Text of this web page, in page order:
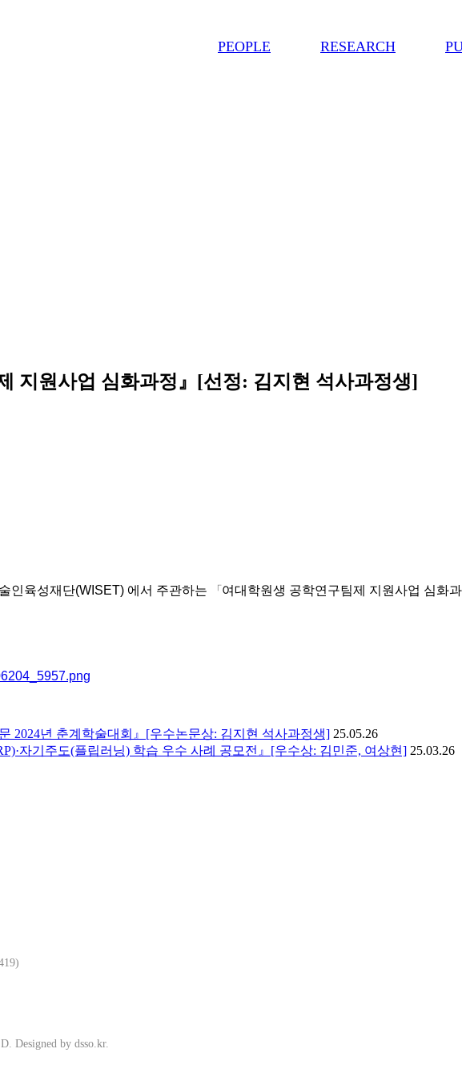
PEOPLE RESEARCH
지원사업 심화과정』[선정: 김지현 석사과정생]
인육성재단(WISET) 에서 주관하는 「여대학원생 공학연구팀제 지원사업 심화
2024년 춘계학술대회』[우수논문상: 김지현 석사과정생] 25.05.26
자기주도(플립러닝) 학습 우수 사례 공모전』[우수상: 김민준, 여상현] 25.03.26
Designed by dsso.kr.